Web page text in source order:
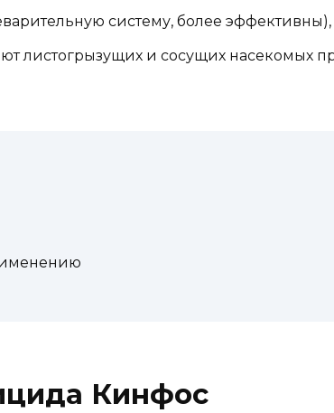
систему, более эффективны),
листогрызущих и сосущих насекомых
Кинфос